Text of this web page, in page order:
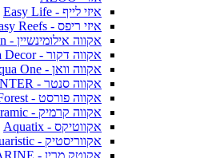
איזי לייף - Easy Life
איזי ריפס - Easy Reefs
אקווה אילומינשיין - AI Aqua Illumination
אקווה דקור - Aqua Decor
אקווה וואן - Aqua One
אקווה סנטר - AQUA CENTER
אקווה פורסט - Aqua Forest
אקווה קרמיק - Aqua Ceramic
אקווטיקס - Aquatix
אקווריסטיק - Aquaristic
אקוטק מרין - ECOTECH MARINE